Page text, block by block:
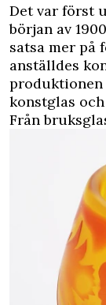
Det var först
början av
satsa mer på
anställdes
konstglas
Från